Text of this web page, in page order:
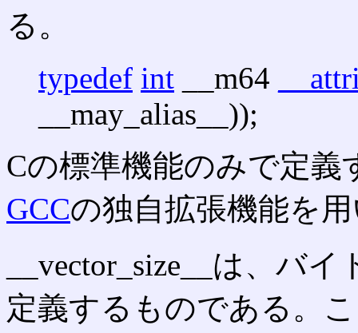
る。
typedef int __m64
__may_alias__));
Cの標準機能のみで定
GCCの独自拡張機能を
__vector_size__は、バ
定義するものである。